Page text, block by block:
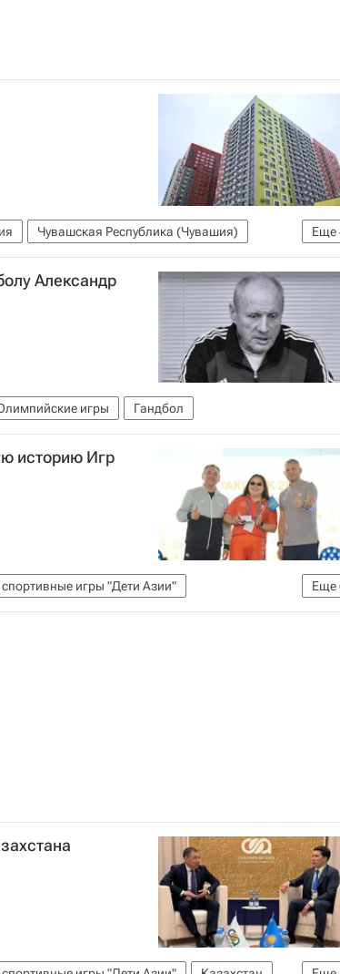
Еще
Чувашская Республика (Чувашия)
хозяйства РФ (Минстрой России)
Александр
игры Гандбол
историю Игр
Еще
игры "Дети Азии"
Азии"
Общество
Якутск